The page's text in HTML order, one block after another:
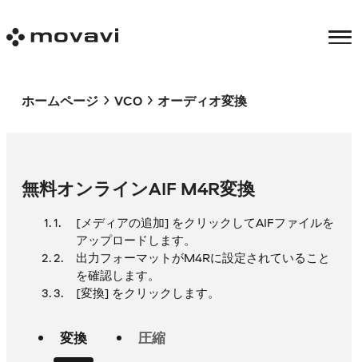
ホームページ VCO オーディオ変換
無料オンラインAIF M4R変換
[メディアの追加] をクリックしてAIFファイルを
アップロードします。
出力フォーマットがM4Rに設定されていること
を確認します。
[変換] をクリックします。
変換 圧縮